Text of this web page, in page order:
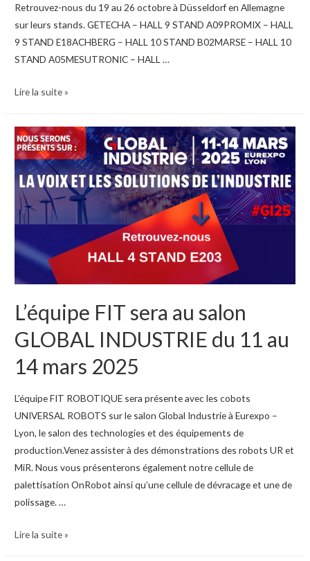
Retrouvez-nous du 19 au 26 octobre à Düsseldorf en Allemagne
sur leurs stands. GETECHA – HALL 9 STAND A09PROMIX – HALL
9 STAND E18ACHBERG – HALL 10 STAND B02MARSE – HALL 10
STAND A05MESUTRONIC – HALL …
FIT
invite
au
salon
K
2025
du
au
octobre
Lire la suite »
L’équipe FIT sera au salon
GLOBAL INDUSTRIE du 11 au
14 mars 2025
L’équipe FIT ROBOTIQUE sera présente avec les cobots
UNIVERSAL ROBOTS sur le salon Global Industrie à Eurexpo –
Lyon, le salon des technologies et des équipements de
production.Venez assister à des démonstrations des robots UR et
MiR. Nous vous présenterons également notre cellule de
palettisation OnRobot ainsi qu’une cellule de dévracage et une de
polissage. …
L’équipe
Lire la suite »